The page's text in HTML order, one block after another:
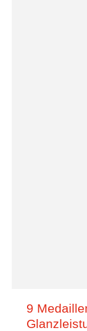
9